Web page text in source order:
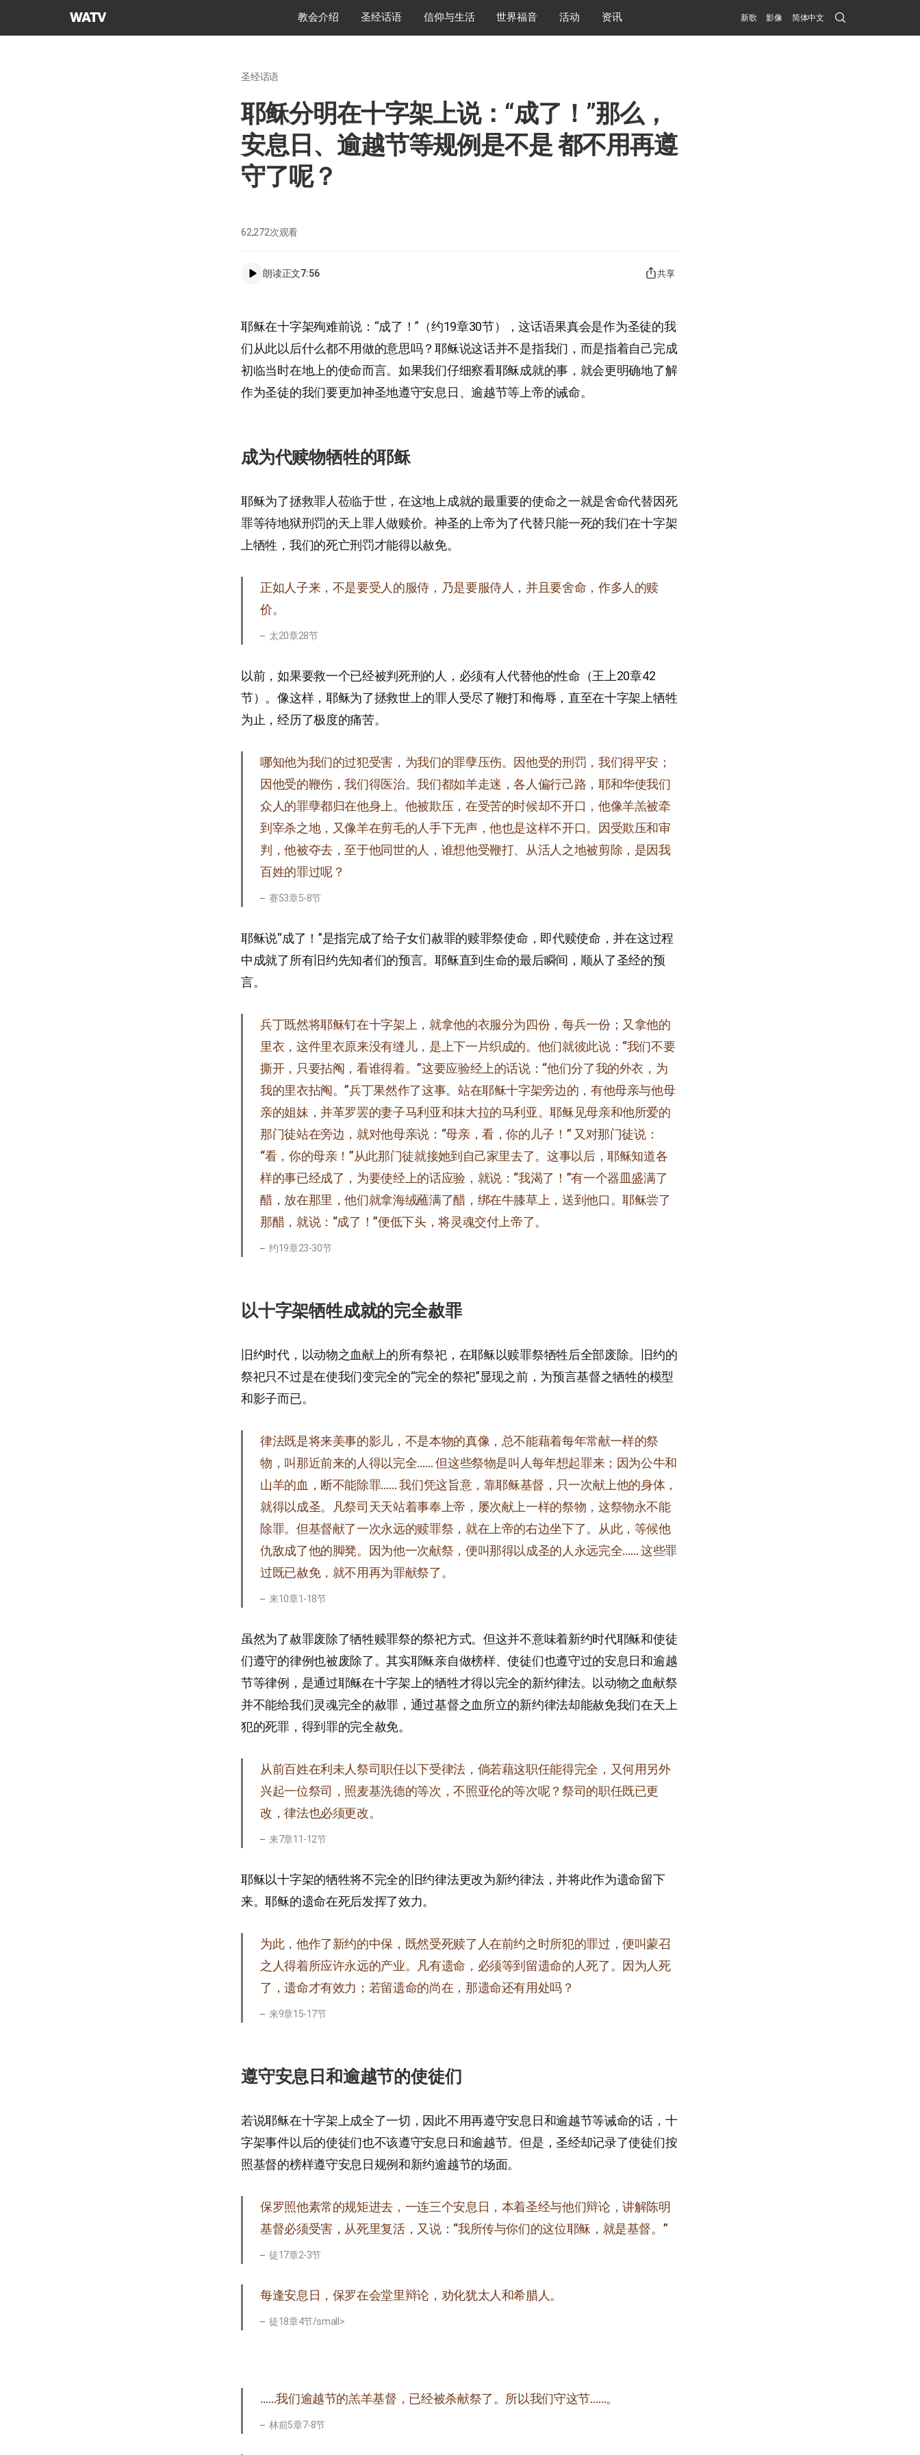
上
教会介绍 圣经话语 信仰与生活 世界福音 活动 资讯 新歌 影像 简体中文 Search
Submit
圣经话语
耶稣分明在十字架上说：“成了！”那么，
安息日、逾越节等规例是不是 都不用再遵
守了呢？
62,272次观看
朗读正文7:56 共享
耶稣在十字架殉难前说：“成了！”（约19章30节），这话语果真会是作为圣徒的我
们从此以后什么都不用做的意思吗？耶稣说这话并不是指我们，而是指着自己完成
初临当时在地上的使命而言。如果我们仔细察看耶稣成就的事，就会更明确地了解
作为圣徒的我们要更加神圣地遵守安息日、逾越节等上帝的诫命。
成为代赎物牺牲的耶稣
耶稣为了拯救罪人莅临于世，在这地上成就的最重要的使命之一就是舍命代替因死
罪等待地狱刑罚的天上罪人做赎价。神圣的上帝为了代替只能一死的我们在十字架
上牺牲，我们的死亡刑罚才能得以赦免。
正如人子来，不是要受人的服侍，乃是要服侍人，并且要舍命，作多人的赎
价。
太20章28节
以前，如果要救一个已经被判死刑的人，必须有人代替他的性命（王上20章42
节）。像这样，耶稣为了拯救世上的罪人受尽了鞭打和侮辱，直至在十字架上牺牲
为止，经历了极度的痛苦。
哪知他为我们的过犯受害，为我们的罪孽压伤。因他受的刑罚，我们得平安；
因他受的鞭伤，我们得医治。我们都如羊走迷，各人偏行己路，耶和华使我们
众人的罪孽都归在他身上。他被欺压，在受苦的时候却不开口，他像羊羔被牵
到宰杀之地，又像羊在剪毛的人手下无声，他也是这样不开口。因受欺压和审
判，他被夺去，至于他同世的人，谁想他受鞭打、从活人之地被剪除，是因我
百姓的罪过呢？
赛53章5-8节
耶稣说“成了！”是指完成了给子女们赦罪的赎罪祭使命，即代赎使命，并在这过程
中成就了所有旧约先知者们的预言。耶稣直到生命的最后瞬间，顺从了圣经的预
言。
兵丁既然将耶稣钉在十字架上，就拿他的衣服分为四份，每兵一份；又拿他的
里衣，这件里衣原来没有缝儿，是上下一片织成的。他们就彼此说：“我们不要
撕开，只要拈阄，看谁得着。”这要应验经上的话说：“他们分了我的外衣，为
我的里衣拈阄。”兵丁果然作了这事。站在耶稣十字架旁边的，有他母亲与他母
亲的姐妹，并革罗罢的妻子马利亚和抹大拉的马利亚。耶稣见母亲和他所爱的
那门徒站在旁边，就对他母亲说：“母亲，看，你的儿子！” 又对那门徒说：
“看，你的母亲！”从此那门徒就接她到自己家里去了。这事以后，耶稣知道各
样的事已经成了，为要使经上的话应验，就说：“我渴了！”有一个器皿盛满了
醋，放在那里，他们就拿海绒蘸满了醋，绑在牛膝草上，送到他口。耶稣尝了
那醋，就说：“成了！”便低下头，将灵魂交付上帝了。
约19章23-30节
以十字架牺牲成就的完全赦罪
旧约时代，以动物之血献上的所有祭祀，在耶稣以赎罪祭牺牲后全部废除。旧约的
祭祀只不过是在使我们变完全的“完全的祭祀”显现之前，为预言基督之牺牲的模型
和影子而已。
律法既是将来美事的影儿，不是本物的真像，总不能藉着每年常献一样的祭
物，叫那近前来的人得以完全…… 但这些祭物是叫人每年想起罪来；因为公牛和
山羊的血，断不能除罪…… 我们凭这旨意，靠耶稣基督，只一次献上他的身体，
就得以成圣。凡祭司天天站着事奉上帝，屡次献上一样的祭物，这祭物永不能
除罪。但基督献了一次永远的赎罪祭，就在上帝的右边坐下了。从此，等候他
仇敌成了他的脚凳。因为他一次献祭，便叫那得以成圣的人永远完全…… 这些罪
过既已赦免，就不用再为罪献祭了。
来10章1-18节
虽然为了赦罪废除了牺牲赎罪祭的祭祀方式。但这并不意味着新约时代耶稣和使徒
们遵守的律例也被废除了。其实耶稣亲自做榜样、使徒们也遵守过的安息日和逾越
节等律例，是通过耶稣在十字架上的牺牲才得以完全的新约律法。以动物之血献祭
并不能给我们灵魂完全的赦罪，通过基督之血所立的新约律法却能赦免我们在天上
犯的死罪，得到罪的完全赦免。
从前百姓在利未人祭司职任以下受律法，倘若藉这职任能得完全，又何用另外
兴起一位祭司，照麦基洗德的等次，不照亚伦的等次呢？祭司的职任既已更
改，律法也必须更改。
来7章11-12节
耶稣以十字架的牺牲将不完全的旧约律法更改为新约律法，并将此作为遗命留下
来。耶稣的遗命在死后发挥了效力。
为此，他作了新约的中保，既然受死赎了人在前约之时所犯的罪过，便叫蒙召
之人得着所应许永远的产业。凡有遗命，必须等到留遗命的人死了。因为人死
了，遗命才有效力；若留遗命的尚在，那遗命还有用处吗？
来9章15-17节
遵守安息日和逾越节的使徒们
若说耶稣在十字架上成全了一切，因此不用再遵守安息日和逾越节等诫命的话，十
字架事件以后的使徒们也不该遵守安息日和逾越节。但是，圣经却记录了使徒们按
照基督的榜样遵守安息日规例和新约逾越节的场面。
保罗照他素常的规矩进去，一连三个安息日，本着圣经与他们辩论，讲解陈明
基督必须受害，从死里复活，又说：“我所传与你们的这位耶稣，就是基督。”
徒17章2-3节
每逢安息日，保罗在会堂里辩论，劝化犹太人和希腊人。
徒18章4节/small>
……我们逾越节的羔羊基督，已经被杀献祭了。所以我们守这节……。
林前5章7-8节